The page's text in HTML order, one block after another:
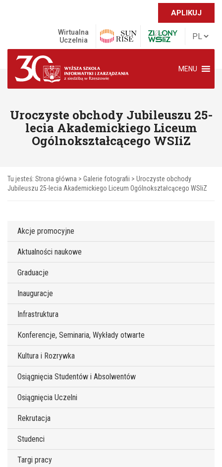
APLIKUJ
Wirtualna
Uczelnia
MENU
Uroczyste obchody Jubileuszu 25-
lecia Akademickiego Liceum
Ogólnokształcącego WSIiZ
Tu jesteś: Strona główna > Galerie fotografii > Uroczyste obchody
Jubileuszu 25-lecia Akademickiego Liceum Ogólnokształcącego WSIiZ
Akcje promocyjne
Aktualności naukowe
Graduacje
Inauguracje
Infrastruktura
Konferencje, Seminaria, Wykłady otwarte
Kultura i Rozrywka
Osiągnięcia Studentów i Absolwentów
Osiągnięcia Uczelni
Rekrutacja
Studenci
Targi pracy